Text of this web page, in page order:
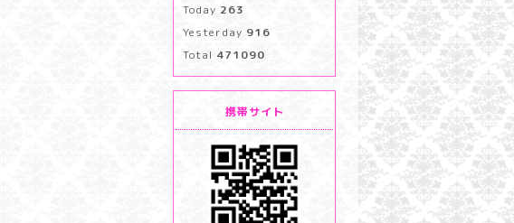
Today 263
Yesterday 916
Total 471090
携帯サイト